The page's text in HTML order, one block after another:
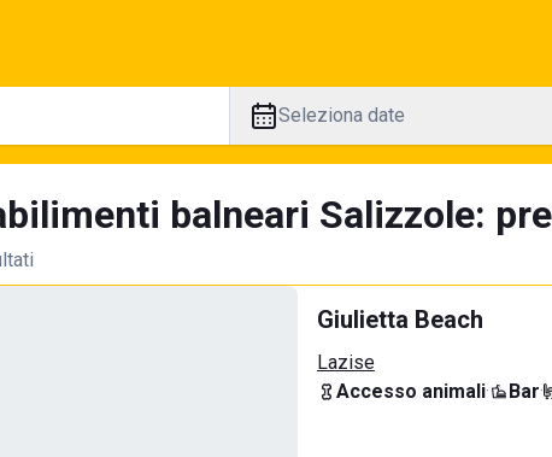
Seleziona date
balneari Salizzole:
Giulietta Beach
Lazise
Accesso animali· Bar·